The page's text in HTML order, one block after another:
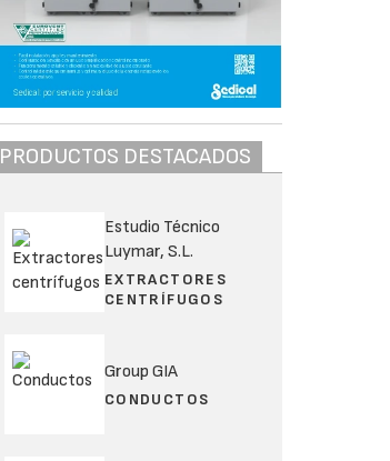
PRODUCTOS DESTACADOS
Estudio Técnico
Luymar, S.L.
EXTRACTORES
CENTRÍFUGOS
Group GIA
CONDUCTOS